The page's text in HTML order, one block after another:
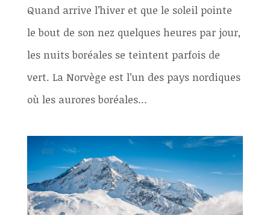
Quand arrive l’hiver et que le soleil pointe
le bout de son nez quelques heures par jour,
les nuits boréales se teintent parfois de
vert. La Norvège est l’un des pays nordiques
où les aurores boréales…